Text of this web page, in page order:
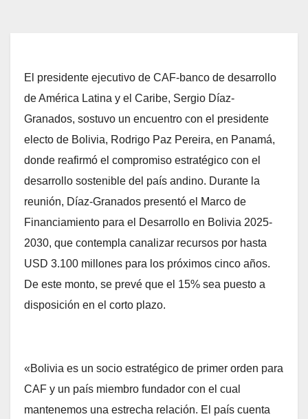
El presidente ejecutivo de CAF-banco de desarrollo
de América Latina y el Caribe, Sergio Díaz-
Granados, sostuvo un encuentro con el presidente
electo de Bolivia, Rodrigo Paz Pereira, en Panamá,
donde reafirmó el compromiso estratégico con el
desarrollo sostenible del país andino. Durante la
reunión, Díaz-Granados presentó el Marco de
Financiamiento para el Desarrollo en Bolivia 2025-
2030, que contempla canalizar recursos por hasta
USD 3.100 millones para los próximos cinco años.
De este monto, se prevé que el 15% sea puesto a
disposición en el corto plazo.
«Bolivia es un socio estratégico de primer orden para
CAF y un país miembro fundador con el cual
mantenemos una estrecha relación. El país cuenta